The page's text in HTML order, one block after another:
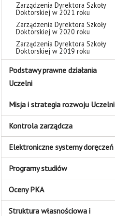
Zarządzenia Dyrektora Szkoły
Doktorskiej w 2021 roku
Zarządzenia Dyrektora Szkoły
Doktorskiej w 2020 roku
Zarządzenia Dyrektora Szkoły
Doktorskiej w 2019 roku
Podstawy prawne działania
Uczelni
Misja i strategia rozwoju Uczelni
Kontrola zarządcza
Elektroniczne systemy doręczeń
Programy studiów
Oceny PKA
Struktura własnościowa i